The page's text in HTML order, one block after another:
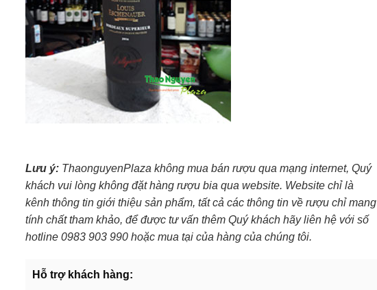
Lưu ý: ThaonguyenPlaza không mua bán rượu qua mạng internet, Quý
khách vui lòng không đặt hàng rượu bia qua website. Website chỉ là
kênh thông tin giới thiệu sản phẩm, tất cả các thông tin về rượu chỉ mang
tính chất tham khảo, để được tư vấn thêm Quý khách hãy liên hệ với số
hotline 0983 903 990 hoặc mua tại của hàng của chúng tôi.
Hỗ trợ khách hàng: